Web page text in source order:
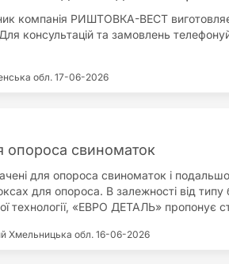
компанія РИШТОВКА-ВЕСТ
консультацій та замовлень
обл. 17-06-2026
опороса свиноматок
для опороса свиноматок і
для опороса. В залежності від типу
технології, «ЕВРО ДЕТАЛЬ» пропонує
в боксі прямо або по діагоналі.
Хмельницька обл. 16-06-2026